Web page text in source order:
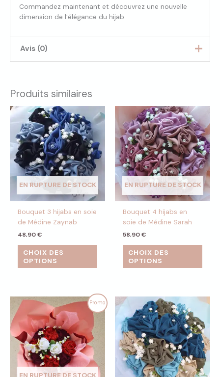
Commandez maintenant et découvrez une nouvelle
dimension de l’élégance du hijab.
Avis (0)
Seuls les clients connectés ayant acheté ce produit ont
la possibilité de laisser un avis.
Produits similaires
EN RUPTURE DE STOCK
Bouquet 3 hijabs en soie
de Médine Zaynab
48,90€
CHOIX DES
OPTIONS
EN RUPTURE DE STOCK
Bouquet 4 hijabs en
soie de Médine Sarah
58,90€
CHOIX DES
OPTIONS
Promo
EN RUPTURE DE STOCK
Le
prix
initial
était :
38,90 €.
actuel
est :
30,00 €.